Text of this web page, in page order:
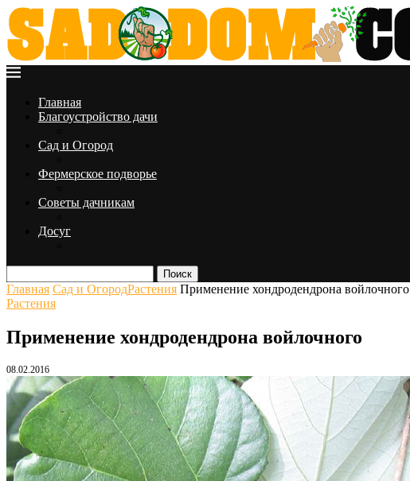
Главная
Благоустройство дачи
Сад и Огород
Фермерское подворье
Советы дачникам
Досуг
Поиск
Главная Сад и ОгородРастения Применение хондродендрона войлочного
Растения
Применение хондродендрона войлочного
08.02.2016